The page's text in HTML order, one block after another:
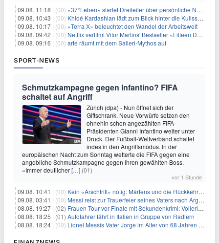
09.08. 11:18 | (00) «37°Leben» startet Dreiteiler über persönliche Neuanfänge
09.08. 10:43 | (00) Khloé Kardashian lädt zum Blick hinter die Kulissen ihres Freundeskreises
09.08. 10:17 | (00) «Terra X» beleuchtet den Wandel der Arbeitswelt
09.08. 09:42 | (00) Netflix verfilmt Vitor Martins' Bestseller «Fifteen Days»
09.08. 09:16 | (00) arte räumt mit dem Salieri-Mythos auf
SPORT-NEWS
Schmutzkampagne gegen Infantino? FIFA
schaltet auf Angriff
Zürich (dpa) - Nun öffnet sich der
Giftschrank. Neue Vorwürfe setzen den
ohnehin schon angezählten FIFA-
Präsidenten Gianni Infantino weiter unter
Druck. Der Fußball-Weltverband schaltet
indes in den Angriffsmodus. In der
europäischen Nacht zum Sonntag wetterte die FIFA gegen eine
angebliche Schmutzkampagne gegen ihren gewählten Boss.
«Immer deutlicher[…] (01)
vor 1 Stunde
09.08. 10:41 | (00) Kein «Arschtritt» nötig: Märtens und die Rückkehr nach Paris
09.08. 03:41 | (00) Messi reist zur Trauerfeier seines Vaters nach Argentinien
08.08. 19:27 | (02) Frauen-Tour vor Finale mit Sekundenkrimi: Vollering in Gelb
08.08. 18:25 | (01) Autofahrer fährt in Italien in Gruppe von Radlern
08.08. 18:24 | (00) Lionel Messis Vater Jorge im Alter von 68 Jahren gestorben